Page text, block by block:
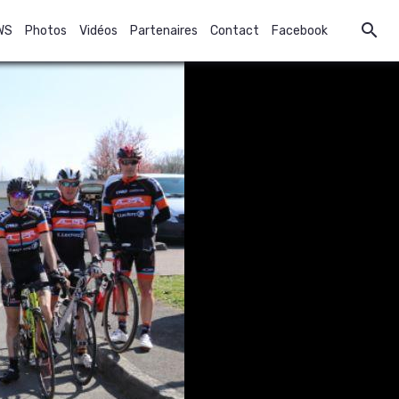
Photos Vidéos Partenaires Contact Facebook